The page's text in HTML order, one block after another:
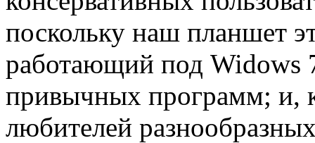
поскольку наш планшет
работающий под Widows
привычных программ; и,
любителей